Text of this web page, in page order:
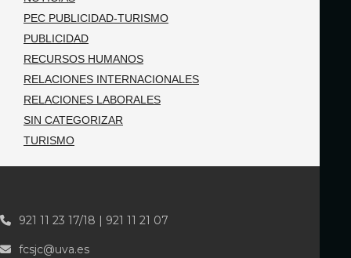
PEC PUBLICIDAD-TURISMO
PUBLICIDAD
RECURSOS HUMANOS
RELACIONES INTERNACIONALES
RELACIONES LABORALES
SIN CATEGORIZAR
TURISMO
921 11 23 17/18 | 921 11 21 07
fcsjc@uva.es